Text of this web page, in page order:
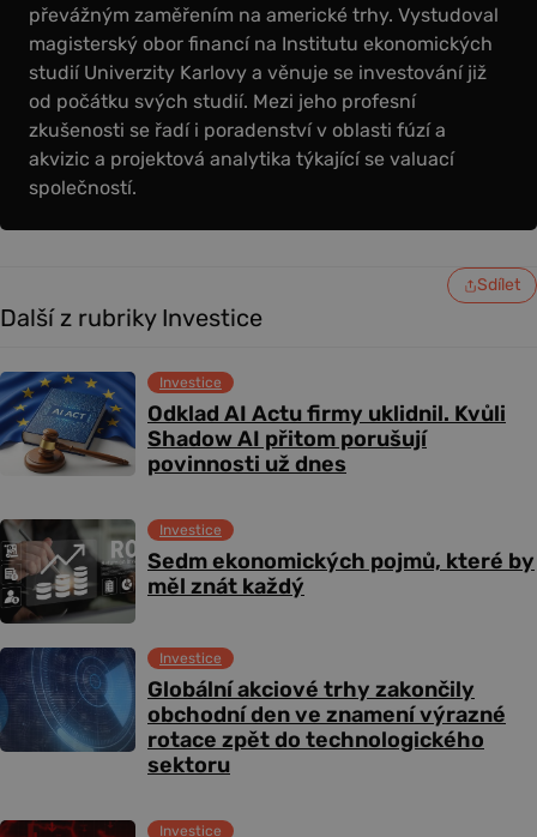
převážným zaměřením na americké trhy. Vystudoval
magisterský obor financí na Institutu ekonomických
studií Univerzity Karlovy a věnuje se investování již
od počátku svých studií. Mezi jeho profesní
zkušenosti se řadí i poradenství v oblasti fúzí a
akvizic a projektová analytika týkající se valuací
společností.
Sdílet
Další z rubriky Investice
Odklad AI Actu firmy uklidnil. Kvůli
Shadow AI přitom porušují
povinnosti už dnes
Investice
Sedm ekonomických pojmů, které by
měl znát každý
Investice
Globální akciové trhy zakončily
obchodní den ve znamení výrazné
rotace zpět do technologického
sektoru
Investice
Investice